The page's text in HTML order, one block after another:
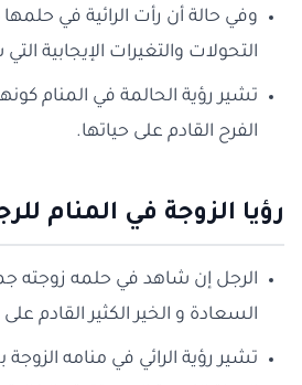
وفي حالة أن رأت الرائية في
التحولات والتغيرات الإيجابية
تشير رؤية الحالمة في المنام
الفرح القادم على حياتها.
رؤيا الزوجة في المنام
الرجل إن شاهد في حلمه زوجته
السعادة و الخير الكثير القادم على
تشير رؤية الرائي في منامه